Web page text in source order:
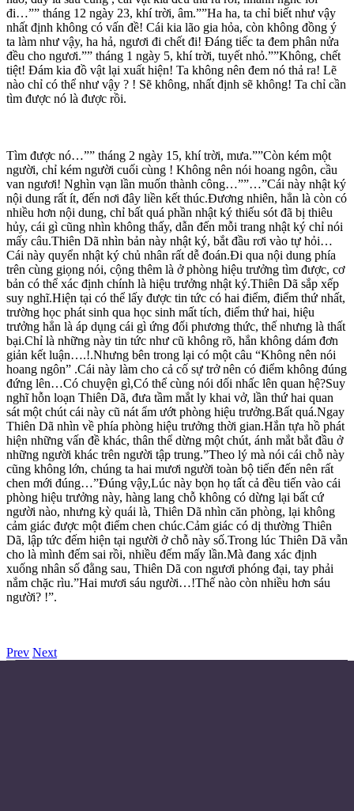
đi…”” tháng 12 ngày 23, khí trời, âm.””Ha ha, ta chỉ biết như vậy
nhất định không có vấn đề! Cái kia lão gia hỏa, còn không đồng ý
ta làm như vậy, ha hả, ngươi đi chết đi! Đáng tiếc ta đem phân nửa
đều cho ngươi.”” tháng 1 ngày 5, khí trời, tuyết nhỏ.””Không, chết
tiệt! Đám kia đồ vật lại xuất hiện! Ta không nên đem nó thả ra! Lẽ
nào chỉ có thể như vậy ? ! Sẽ không, nhất định sẽ không! Ta chỉ cần
tìm được nó là được rồi.
Tìm được nó…”” tháng 2 ngày 15, khí trời, mưa.””Còn kém một
người, chỉ kém người cuối cùng ! Không nên nói hoang ngôn, cầu
van ngươi! Nghìn vạn lần muốn thành công…””…”Cái này nhật ký
nội dung rất ít, đến nơi đây liền kết thúc.Đương nhiên, hẳn là còn có
nhiều hơn nội dung, chỉ bất quá phần nhật ký thiếu sót đã bị thiêu
hủy, cái gì cũng nhìn không thấy, dẫn đến mỗi trang nhật ký chỉ nói
mấy câu.Thiên Dã nhìn bản này nhật ký, bắt đầu rơi vào tự hỏi…
Cái này quyển nhật ký chủ nhân rất dễ đoán.Đi qua nội dung phía
trên cùng giọng nói, cộng thêm là ở phòng hiệu trưởng tìm được, cơ
bản có thể xác định chính là hiệu trưởng nhật ký.Thiên Dã sắp xếp
suy nghĩ.Hiện tại có thể lấy được tin tức có hai điểm, điểm thứ nhất,
trường học phát sinh qua học sinh mất tích, điểm thứ hai, hiệu
trưởng hẳn là áp dụng cái gì ứng đối phương thức, thế nhưng là thất
bại.Chỉ là những này tin tức như cũ không rõ, hắn không dám đơn
giản kết luận….!.Nhưng bên trong lại có một câu “Không nên nói
hoang ngôn” .Cái này làm cho cả cố sự trở nên có điểm không đúng
đứng lên…Có chuyện gì,Có thể cùng nói dối nhấc lên quan hệ?Suy
nghĩ hỗn loạn Thiên Dã, đưa tầm mắt ly khai vở, lần thứ hai quan
sát một chút cái này cũ nát ẩm ướt phòng hiệu trưởng.Bất quá.Ngay
Thiên Dã nhìn về phía phòng hiệu trưởng thời gian.Hắn tựa hồ phát
hiện những vấn đề khác, thân thể dừng một chút, ánh mắt bắt đầu ở
những người khác trên người tập trung.”Theo lý mà nói cái chỗ này
cũng không lớn, chúng ta hai mươi người toàn bộ tiến đến nên rất
chen mới đúng…”Đúng vậy,Lúc này bọn họ tất cả đều tiến vào cái
phòng hiệu trưởng này, hàng lang chỗ không có dừng lại bất cứ
người nào, nhưng kỳ quái là, Thiên Dã nhìn căn phòng, lại không
cảm giác được một điểm chen chúc.Cảm giác có dị thường Thiên
Dã, lập tức đếm hiện tại người ở chỗ này số.Trong lúc Thiên Dã vẫn
cho là mình đếm sai rồi, nhiều đếm mấy lần.Mà đang xác định
xuống nhân số đằng sau, Thiên Dã con ngươi phóng đại, tay phải
nắm chặc rìu.”Hai mươi sáu người…!Thế nào còn nhiều hơn sáu
người? !”.
Prev Next